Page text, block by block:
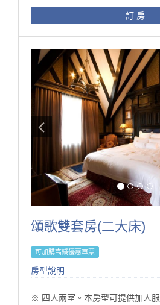
止炊煮。
※ 房內多精品擺設，惟考慮孩童
準。
※ 本訂房不得與其它優惠專案合併
※ 持住宿券之貴賓請來電049-
※ 於老英格蘭莊園拍攝婚紗需另
事先來電或來信service@s-
攝採每日限量預約管制。
● 線上訂房無核銷國旅卡，欲使
為了維護住宿環境的寧靜與安全，
成入住的房客使用。
·非住宿訪客恕不開放入內參觀或
·若有親友需於入住期間來訪，請
定辦理登記。（會客僅限於大廳）
·感謝您的理解與支持，讓每位旅
的體驗。
房型設施介紹
2. 依入住人數贈精緻晚餐。
訂 房
頌歌雙套房(二大床)
可加購高鐵優惠車票
房型說明
※ 四人兩室。本房型可提供加人